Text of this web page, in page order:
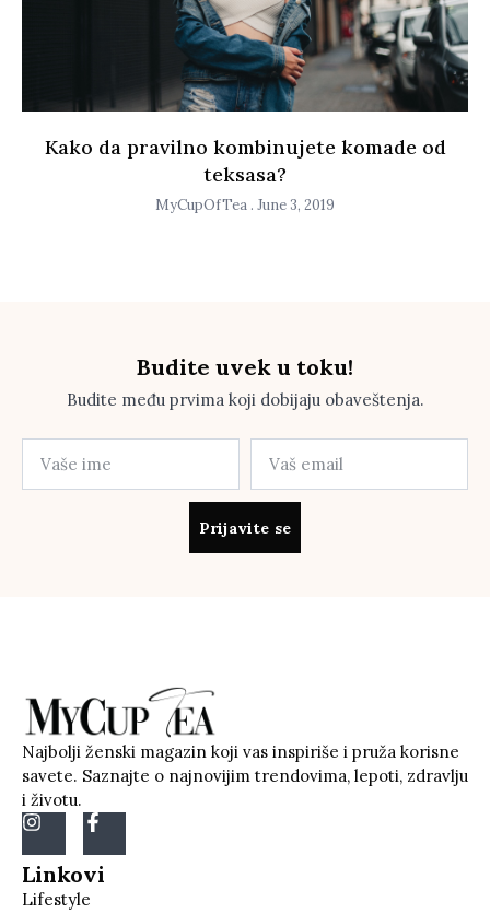
Kako da pravilno kombinujete komade od
teksasa?
MyCupOfTea June 3, 2019
Budite uvek u toku!
Budite među prvima koji dobijaju obaveštenja.
Prijavite se
Najbolji ženski magazin koji vas inspiriše i pruža korisne
savete. Saznajte o najnovijim trendovima, lepoti, zdravlju
i životu.
Linkovi
Lifestyle